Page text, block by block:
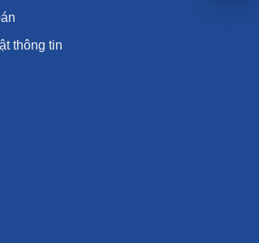
thông tin